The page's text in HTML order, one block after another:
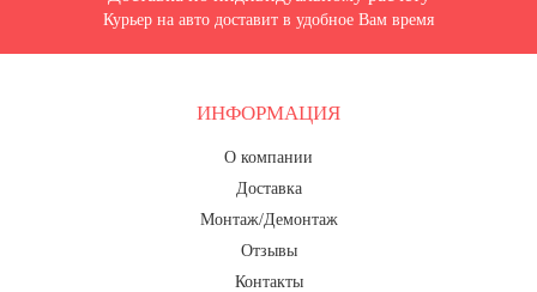
Курьер на авто доставит в удобное Вам время
ИНФОРМАЦИЯ
О компании
Доставка
Монтаж/Демонтаж
Отзывы
Контакты